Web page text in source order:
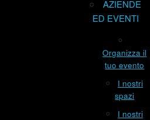
AZIENDE
ED EVENTI
Organizza il
tuo evento
I nostri
spazi
I nostri